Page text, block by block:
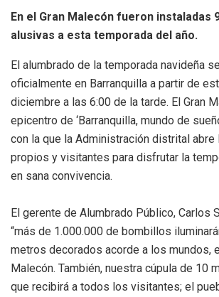
En el Gran Malecón fueron instaladas
alusivas a esta temporada del año.
El alumbrado de la temporada navideña
oficialmente en Barranquilla a partir de
diciembre a las 6:00 de la tarde. El Gran
epicentro de ‘Barranquilla, mundo de
con la que la Administración distrital abre
propios y visitantes para disfrutar la
en sana convivencia.
El gerente de Alumbrado Público, Carlos
“más de 1.000.000 de bombillos
metros decorados acorde a los mundos,
Malecón. También, nuestra cúpula de 10
que recibirá a todos los visitantes; el